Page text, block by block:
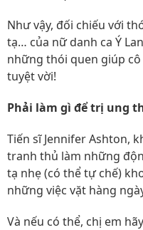
Như vậy, đối chiếu với
tạ… của nữ danh ca Ý
những thói quen giúp
tuyệt vời!
Phải làm gì để trị ung
Tiến sĩ Jennifer Ashton,
tranh thủ làm những
tạ nhẹ (có thể tự chế)
những việc vặt hàng
Và nếu có thể, chị em